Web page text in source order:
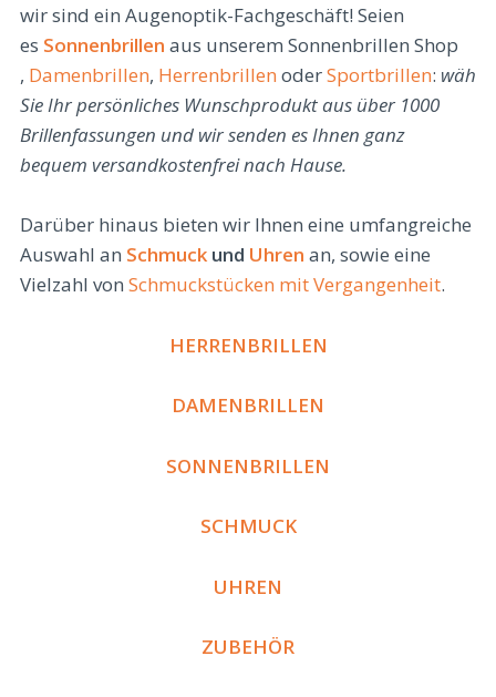
wir sind ein Augenoptik-Fachgeschäft! Seien
es Sonnenbrillen aus unserem Sonnenbrillen Shop
, Damenbrillen, Herrenbrillen oderSportbrillen:
Sie Ihr persönliches Wunschprodukt aus über 1000
Brillenfassungen und wir senden es Ihnen ganz
bequem versandkostenfrei nach Hause.
Darüber hinaus bieten wir Ihnen eine umfangreiche
Auswahl an Schmuck und Uhren an, sowie eine
Vielzahl von Schmuckstücken mit Vergangenheit.
HERRENBRILLEN
DAMENBRILLEN
SONNENBRILLEN
SCHMUCK
UHREN
ZUBEHÖR